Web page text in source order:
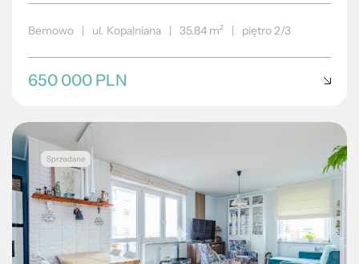
Bemowo ul. Kopalniana 35.84 m² piętro 2/3
650 000 PLN